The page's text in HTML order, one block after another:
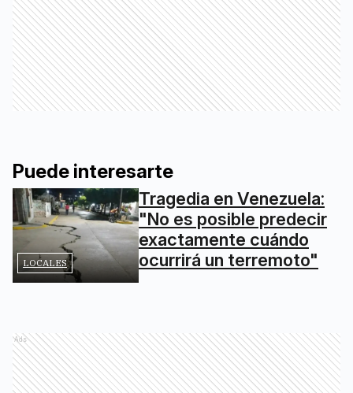
Puede interesarte
LOCALES
Tragedia en Venezuela:
"No es posible predecir
exactamente cuándo
ocurrirá un terremoto"
Ads